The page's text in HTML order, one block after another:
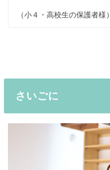
（小４・高校生の保護者様）
さいごに